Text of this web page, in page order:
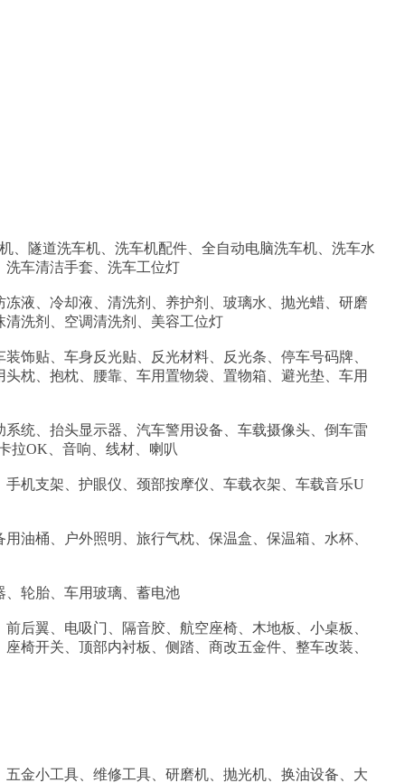
、隧道洗车机、洗车机配件、全自动电脑洗车机、洗车水
车清洁手套、洗车工位灯
液、冷却液、清洗剂、养护剂、玻璃水、抛光蜡、研磨
洗剂、空调清洗剂、美容工位灯
饰贴、车身反光贴、反光材料、反光条、停车号码牌、
枕、抱枕、腰靠、车用置物袋、置物箱、避光垫、车用
统、抬头显示器、汽车警用设备、车载摄像头、倒车雷
拉OK、音响、线材、喇叭
机支架、护眼仪、颈部按摩仪、车载衣架、车载音乐U
油桶、户外照明、旅行气枕、保温盒、保温箱、水杯、
轮胎、车用玻璃、蓄电池
后翼、电吸门、隔音胶、航空座椅、木地板、小桌板、
椅开关、顶部内衬板、侧踏、商改五金件、整车改装、
金小工具、维修工具、研磨机、抛光机、换油设备、大